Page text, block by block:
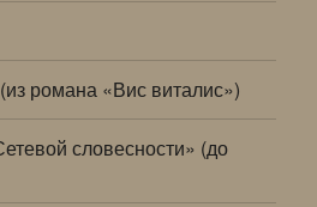
романа «Вис виталис»)
словесности» (до